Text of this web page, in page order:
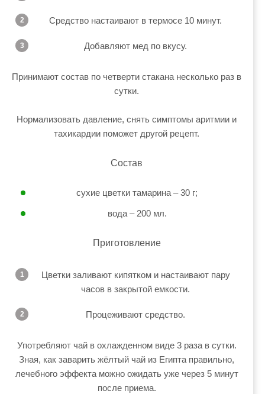
Средство настаивают в термосе 10 минут.
Добавляют мед по вкусу.
Принимают состав по четверти стакана несколько раз в
сутки.
Нормализовать давление, снять симптомы аритмии и
тахикардии поможет другой рецепт.
Состав
сухие цветки тамарина – 30 г;
вода – 200 мл.
Приготовление
Цветки заливают кипятком и настаивают пару
часов в закрытой емкости.
Процеживают средство.
Употребляют чай в охлажденном виде 3 раза в сутки.
Зная, как заварить жёлтый чай из Египта правильно,
лечебного эффекта можно ожидать уже через 5 минут
после приема.